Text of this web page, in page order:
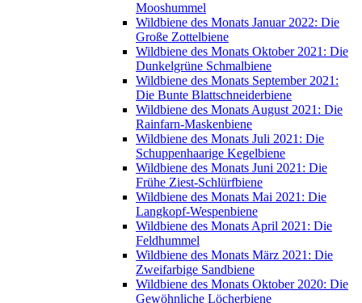
Mooshummel
Wildbiene des Monats Januar 2022: Die
Große Zottelbiene
Wildbiene des Monats Oktober 2021: Die
Dunkelgrüne Schmalbiene
Wildbiene des Monats September 2021:
Die Bunte Blattschneiderbiene
Wildbiene des Monats August 2021: Die
Rainfarn-Maskenbiene
Wildbiene des Monats Juli 2021: Die
Schuppenhaarige Kegelbiene
Wildbiene des Monats Juni 2021: Die
Frühe Ziest-Schlürfbiene
Wildbiene des Monats Mai 2021: Die
Langkopf-Wespenbiene
Wildbiene des Monats April 2021: Die
Feldhummel
Wildbiene des Monats März 2021: Die
Zweifarbige Sandbiene
Wildbiene des Monats Oktober 2020: Die
Gewöhnliche Löcherbiene